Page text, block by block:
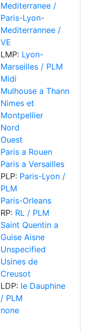
Mediterranee /
Paris-Lyon-
Mediterrannee /
VE
LMP: Lyon-
Marseilles / PLM
Midi
Mulhouse a Thann
Nimes et
Montpellier
Nord
Ouest
Paris a Rouen
Paris a Versailles
PLP: Paris-Lyon /
PLM
Paris-Orleans
RP: RL / PLM
Saint Quentin a
Guise Aisne
Unspecified
Usines de
Creusot
LDP: le Dauphine
/ PLM
none